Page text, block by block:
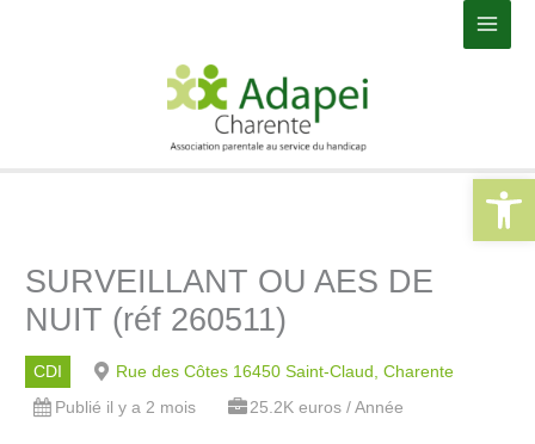
Ouvrir
Main
SURVEILLANT OU AES DE
NUIT (réf 260511)
CDI
Rue des Côtes 16450 Saint-Claud, Charente
Publié il y a 2 mois
25.2K euros / Année